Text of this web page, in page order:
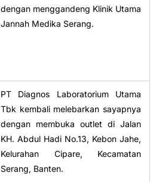
dengan menggandeng Klinik Utama
Jannah Medika Serang.
PT Diagnos Laboratorium Utama
Tbk kembali melebarkan sayapnya
dengan membuka outlet di Jalan
KH. Abdul Hadi No.13, Kebon Jahe,
Kelurahan Cipare, Kecamatan
Serang, Banten.